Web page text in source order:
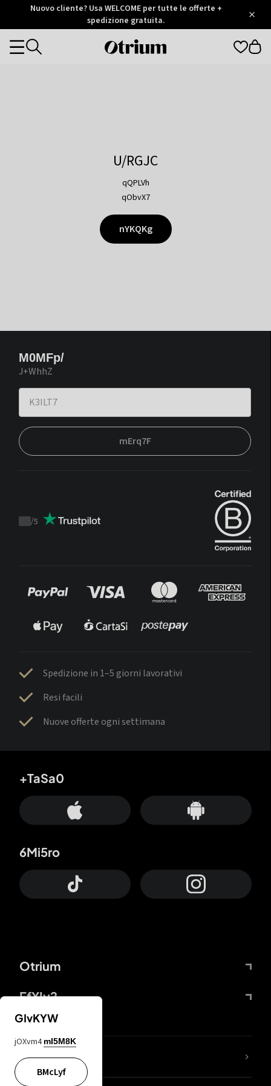
Otrium
Trustpilot
Nuovo cliente? Usa WELCOME per tutte le offerte +
spedizione gratuita.
Otrium
Categories
U/RGJC
qQPLVh
qObvX7
nYKQKg
M0MFp/
J+WhhZ
mErq7F
Trustpilot
/5
Spedizione in 1–5 giorni lavorativi
Resi facili
Nuove offerte ogni settimana
Otrium
FfYIy2
+TaSa0
6Mi5ro
Lj7sBL
GIvKYW
jOXvm4 mI5M8K
BMcLyf